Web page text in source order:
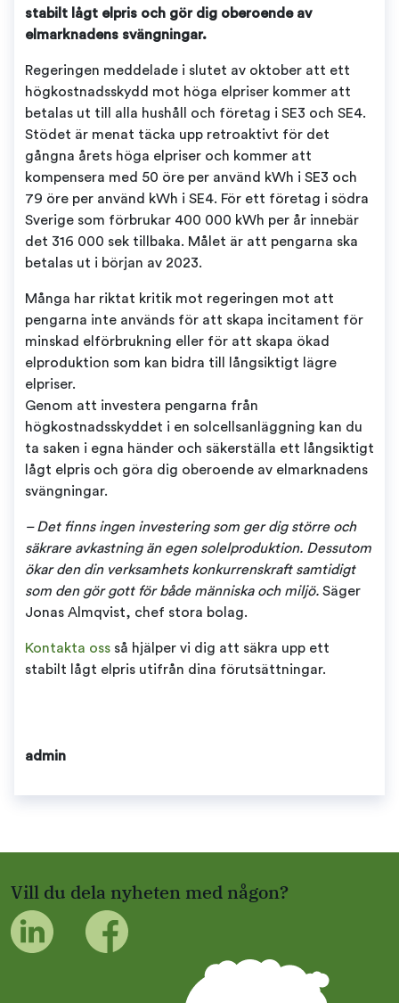
stabilt lågt elpris och gör dig oberoende av
elmarknadens svängningar.
Regeringen meddelade i slutet av oktober att ett
högkostnadsskydd mot höga elpriser kommer att
betalas ut till alla hushåll och företag i SE3 och SE4.
Stödet är menat täcka upp retroaktivt för det
gångna årets höga elpriser och kommer att
kompensera med 50 öre per använd kWh i SE3 och
79 öre per använd kWh i SE4. För ett företag i södra
Sverige som förbrukar 400 000 kWh per år innebär
det 316 000 sek tillbaka. Målet är att pengarna ska
betalas ut i början av 2023.
Många har riktat kritik mot regeringen mot att
pengarna inte används för att skapa incitament för
minskad elförbrukning eller för att skapa ökad
elproduktion som kan bidra till långsiktigt lägre
elpriser.
Genom att investera pengarna från
högkostnadsskyddet i en solcellsanläggning kan du
ta saken i egna händer och säkerställa ett långsiktigt
lågt elpris och göra dig oberoende av elmarknadens
svängningar.
– Det finns ingen investering som ger dig större och
säkrare avkastning än egen solelproduktion. Dessutom
ökar den din verksamhets konkurrenskraft samtidigt
som den gör gott för både människa och miljö. Säger
Jonas Almqvist, chef stora bolag.
Kontakta oss så hjälper vi dig att säkra upp ett
stabilt lågt elpris utifrån dina förutsättningar.
admin
Vill du dela nyheten med någon?